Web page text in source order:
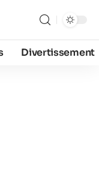
Divertissement